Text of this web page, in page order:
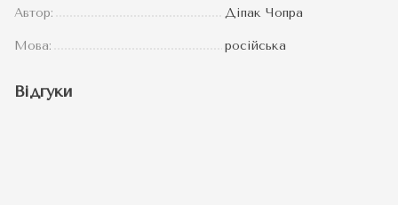
Автор: Діпак Чопра
Мова: російська
Відгуки